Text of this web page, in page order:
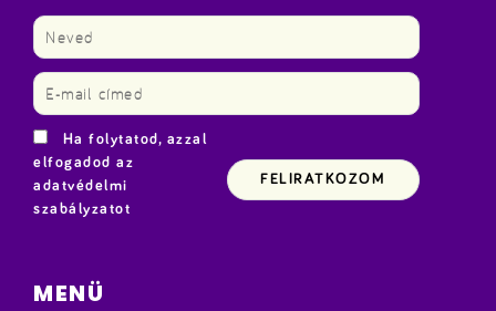
Ha folytatod, azzal
elfogadod az
adatvédelmi
szabályzatot
MENÜ